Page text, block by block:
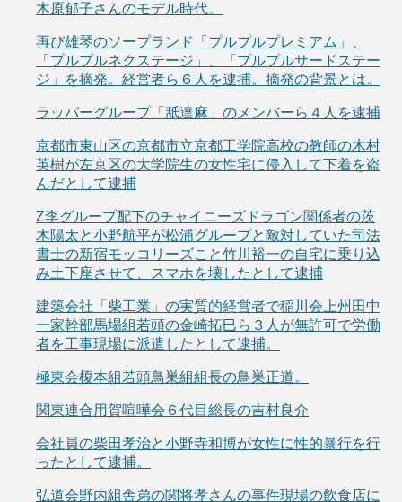
木原郁子さんのモデル時代。
再び雄琴のソープランド「プルプルプレミアム」、
「プルプルネクステージ」、「プルプルサードステー
ジ」を摘発。経営者ら６人を逮捕。摘発の背景とは。
ラッパーグループ「舐達麻」のメンバーら４人を逮捕
京都市東山区の京都市立京都工学院高校の教師の木村
英樹が左京区の大学院生の女性宅に侵入して下着を盗
んだとして逮捕
Z李グループ配下のチャイニーズドラゴン関係者の茨
木陽太と小野航平が松浦グループと敵対していた司法
書士の新宿モッコリーズこと竹川裕一の自宅に乗り込
み土下座させて、スマホを壊したとして逮捕
建築会社「柴工業」の実質的経営者で稲川会上州田中
一家幹部馬場組若頭の金崎拓巳ら３人が無許可で労働
者を工事現場に派遣したとして逮捕。
極東会榎本組若頭鳥巣組組長の鳥巣正道。
関東連合用賀喧嘩会６代目総長の吉村良介
会社員の柴田孝治と小野寺和博が女性に性的暴行を行
ったとして逮捕。
弘道会野内組舎弟の関将孝さんの事件現場の飲食店に